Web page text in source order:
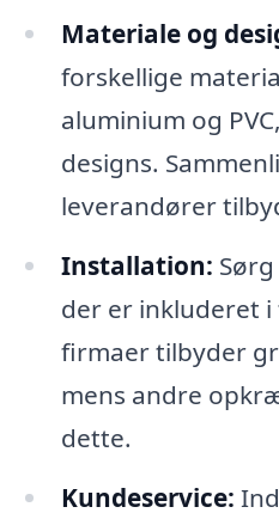
Materiale og
forskellige
aluminium og
designs.
leverandører
Installation:
der er inkluderet
firmaer tilbyder
mens andre
dette.
Kundeservice: